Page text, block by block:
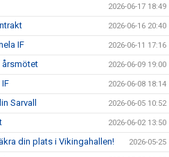
2026-06-17 18:49
2026-06-16 20:40
IF 2026-06-11 17:16
årsmötet 2026-06-09 19:00
2026-06-08 18:14
Sarvall 2026-06-05 10:52
2026-06-02 13:50
din plats i Vikingahallen! 2026-05-25